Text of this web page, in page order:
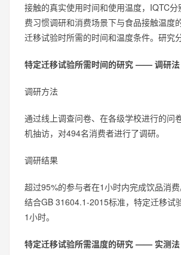
接触的真实使用时间和使用温度，IQTC分
费习惯调研和消费场景下与食品接触温度
迁移试验时所需的时间和温度条件。研究
特定迁移试验所需时间的研究 —— 调研法
调研方法
通过线上调查问卷、在各级学校进行的问
机抽访，对494名消费者进行了调研。
调研结果
超过95%的参与者在1小时内完成饮品消费
结合GB 31604.1-2015标准，特定迁移试
1小时。
特定迁移试验所需温度的研究 —— 实测法